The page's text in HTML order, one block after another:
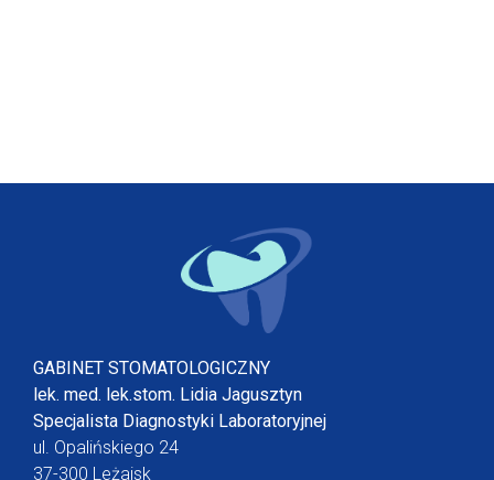
GABINET STOMATOLOGICZNY
lek. med. lek.stom. Lidia Jagusztyn
Specjalista Diagnostyki Laboratoryjnej
ul. Opalińskiego 24
37-300 Leżajsk